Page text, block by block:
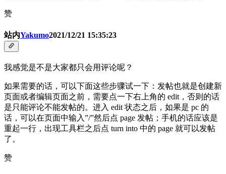
赞
站内Yakumo2021/12/21 15:35:23
我感觉是不是大家都只会用评论呢？
如果需要的话，可以下面这些步骤试一下：发帖也就是创建新
页面或者编辑页面之前，需要点一下右上角的 edit，否则的话
是只能评论不能发帖的。进入 edit 状态之后，如果是 pc 的
话，可以在页面中输入”/”然后点 page 发帖；手机的话应该是
重起一行，出现工具栏之后点 turn into 中的 page 就可以发帖
了。
赞